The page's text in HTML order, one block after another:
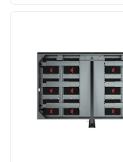
VRショー
わたしたち に